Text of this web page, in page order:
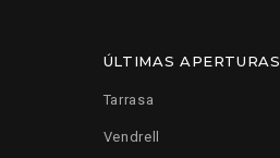
ÚLTIMAS APERTURAS
Tarrasa
Vendrell